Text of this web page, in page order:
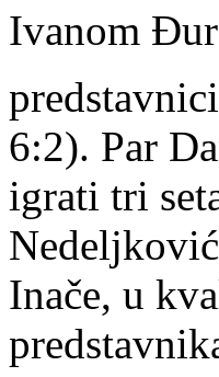
Ivanom
6:2). Par
igrati tri
Inače, u